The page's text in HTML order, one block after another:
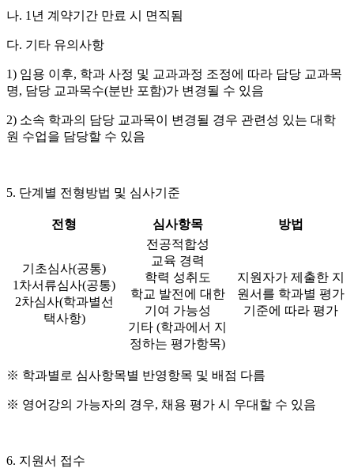
나. 1년 계약기간 만료 시 면직됨
다. 기타 유의사항
1) 임용 이후, 학과 사정 및 교과과정 조정에 따라 담당 교과목
명, 담당 교과목수(분반 포함)가 변경될 수 있음
2) 소속 학과의 담당 교과목이 변경될 경우 관련성 있는 대학
원 수업을 담당할 수 있음
5. 단계별 전형방법 및 심사기준
전형 심사항목 방법
기초심사(공통)
1차서류심사(공통)
2차심사(학과별선
택사항)
전공적합성
교육 경력
학력 성취도
학교 발전에 대한
기여 가능성
기타 (학과에서 지
정하는 평가항목)
지원자가 제출한 지
원서를 학과별 평가
기준에 따라 평가
※ 학과별로 심사항목별 반영항목 및 배점 다름
※ 영어강의 가능자의 경우, 채용 평가 시 우대할 수 있음
6. 지원서 접수